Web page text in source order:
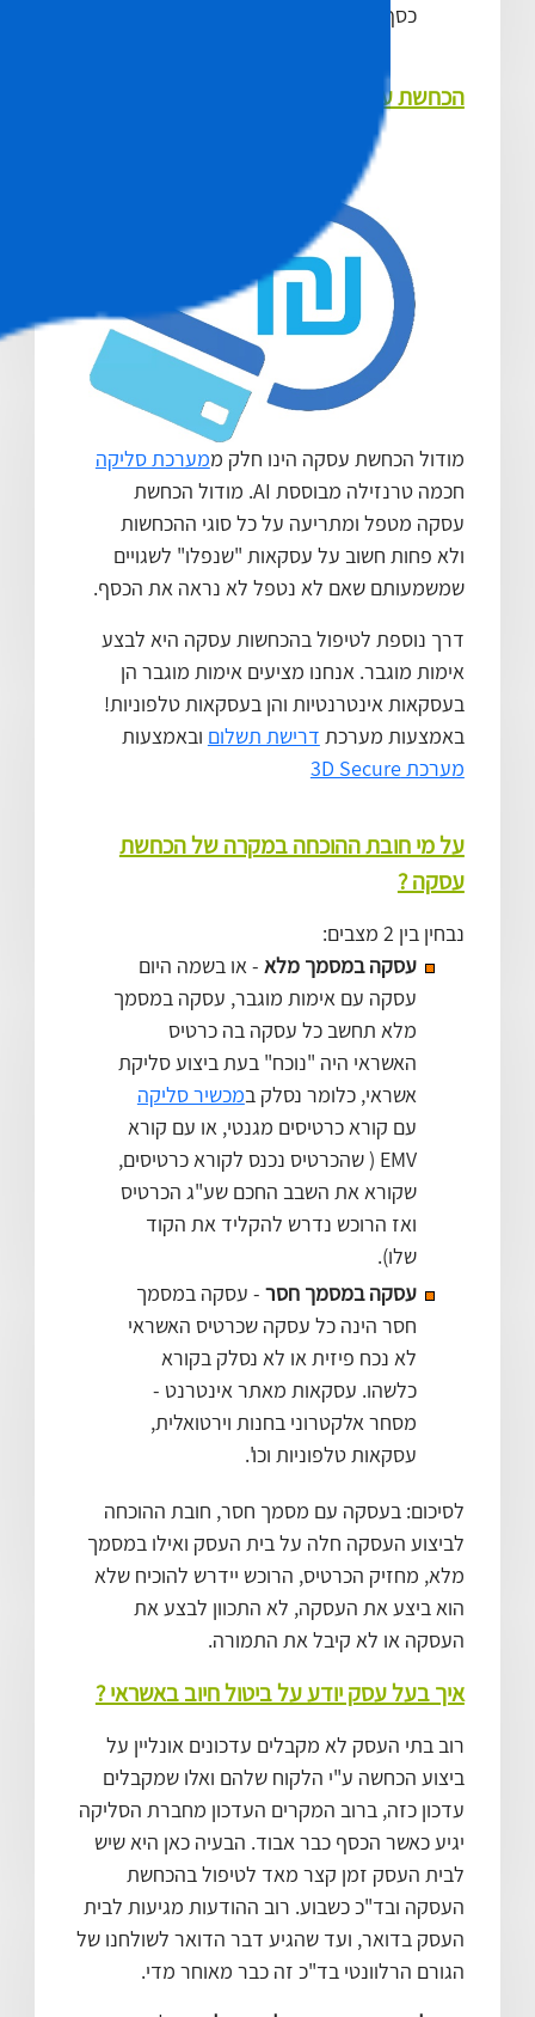
כסף בגין עסקה שלא ביצע.
הכחשת עסקה
מודול הכחשת עסקה הינו חלק ממערכת סליקה
חכמה טרנזילה מבוססת AI. מודול הכחשת
עסקה מטפל ומתריעה על כל סוגי ההכחשות
ולא פחות חשוב על עסקאות "שנפלו" לשגויים
שמשמעותם שאם לא נטפל לא נראה את הכסף.
דרך נוספת לטיפול בהכחשות עסקה היא לבצע
אימות מוגבר. אנחנו מציעים אימות מוגבר הן
בעסקאות אינטרנטיות והן בעסקאות טלפוניות!
באמצעות מערכת דרישת תשלום ובאמצעות
מערכת 3D Secure
על מי חובת ההוכחה במקרה של הכחשת
עסקה ?
נבחין בין 2 מצבים:
עסקה במסמך מלא - או בשמה היום
עסקה עם אימות מוגבר, עסקה במסמך
מלא תחשב כל עסקה בה כרטיס
האשראי היה "נוכח" בעת ביצוע סליקת
אשראי, כלומר נסלק במכשיר סליקה
עם קורא כרטיסים מגנטי, או עם קורא
EMV ( שהכרטיס נכנס לקורא כרטיסים,
שקורא את השבב החכם שע"ג הכרטיס
ואז הרוכש נדרש להקליד את הקוד
שלו).
עסקה במסמך חסר - עסקה במסמך
חסר הינה כל עסקה שכרטיס האשראי
לא נכח פיזית או לא נסלק בקורא
כלשהו. עסקאות מאתר אינטרנט -
מסחר אלקטרוני בחנות וירטואלית,
עסקאות טלפוניות וכו'.
לסיכום: בעסקה עם מסמך חסר, חובת ההוכחה
לביצוע העסקה חלה על בית העסק ואילו במסמך
מלא, מחזיק הכרטיס, הרוכש יידרש להוכיח שלא
הוא ביצע את העסקה, לא התכוון לבצע את
העסקה או לא קיבל את התמורה.
איך בעל עסק יודע על ביטול חיוב באשראי ?
רוב בתי העסק לא מקבלים עדכונים אונליין על
ביצוע הכחשה ע"י הלקוח שלהם ואלו שמקבלים
עדכון כזה, ברוב המקרים העדכון מחברת הסליקה
יגיע כאשר הכסף כבר אבוד. הבעיה כאן היא שיש
לבית העסק זמן קצר מאד לטיפול בהכחשת
העסקה ובד"כ כשבוע. רוב ההודעות מגיעות לבית
העסק בדואר, ועד שהגיע דבר הדואר לשולחנו של
הגורם הרלוונטי בד"כ זה כבר מאוחר מדי.